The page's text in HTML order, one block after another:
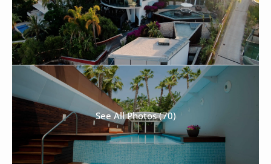
See All Photos (70)